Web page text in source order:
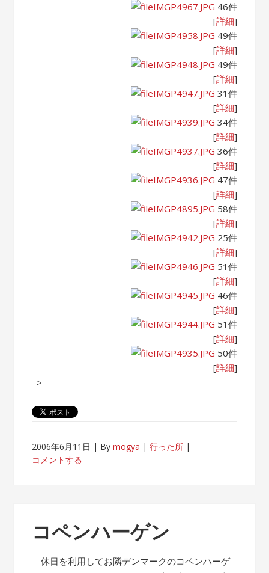
IMGP4967.JPG 46件
[詳細]
IMGP4958.JPG 49件
[詳細]
IMGP4948.JPG 49件
[詳細]
IMGP4947.JPG 31件
[詳細]
IMGP4939.JPG 34件
[詳細]
IMGP4937.JPG 36件
[詳細]
IMGP4936.JPG 47件
[詳細]
IMGP4895.JPG 58件
[詳細]
IMGP4942.JPG 25件
[詳細]
IMGP4946.JPG 51件
[詳細]
IMGP4945.JPG 46件
[詳細]
IMGP4944.JPG 51件
[詳細]
IMGP4935.JPG 50件
[詳細]
–>
2006年6月11日 Bymogya
行った所
コメントする
コペンハーゲン
休日を利用してお隣デンマークのコペンハーゲ